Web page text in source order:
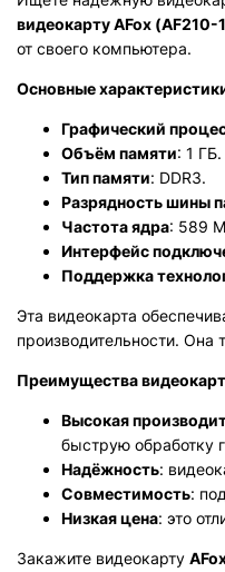
видеокарту AFox
от своего компьютера.
Основные
Графический
Объём памяти: 1 ГБ.
Тип памяти: DDR3.
Разрядность шины
Частота ядра: 589
Интерфейс
Поддержка
Эта видеокарта
производительности. Она
Преимущества
Высокая
быструю обработку
Надёжность:
Совместимость:
Низкая цена: это
Закажите видеокарту